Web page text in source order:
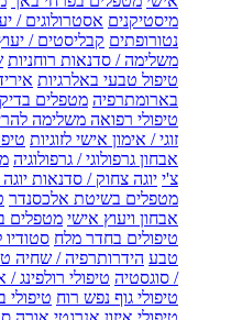
מיסטיקנים אסטרולוגים /
נטורופתים קבליסטים /
משלימה / סדנאות רוחניות
טיפול טבעי באלרגיות
בארומתרפיה מטפלים
טיפולי רפואה משלימה
זוגי / אימון אישי לזוגיות
אבחון גרפולוגי / גרפולוגיה
צ'י יוגה צחוק / סדנאות
מטפלים בשיטת אלכסנדר
אבחון ויעוץ אישי מטפלים
טיפולים בחדר מלח סטודיו
טבע הידרותרפיה / שחיה
/ סוגסטיה טיפולי רולפינג
טיפולי גוף נפש רוח טיפולי